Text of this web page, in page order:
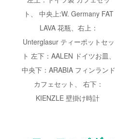
ト、 中央上:W. Germany FAT
LAVA 花瓶、右上：
Unterglasur ティーポットセッ
ト 左下：AALEN ドイツお皿、
中央下：ARABIA フィンランド
カフェセット、 右下：
KIENZLE 壁掛け時計